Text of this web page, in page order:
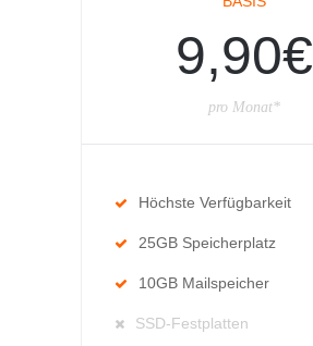
9,90€
pro Monat*
Höchste Verfügbarkeit
25GB Speicherplatz
10GB Mailspeicher
SSD-Festplatten